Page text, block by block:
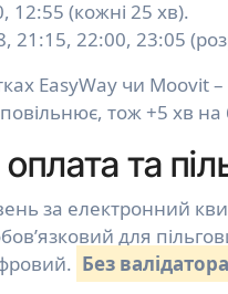
12:55 (кожні 25 хв).
21:15, 22:00, 23:05
EasyWay чи Moovit
тож +5 хв
та
за електронний
для
Без